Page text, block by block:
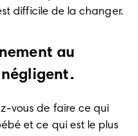
difficile de la changer.
au
vous de faire ce qui
et ce qui est le plus